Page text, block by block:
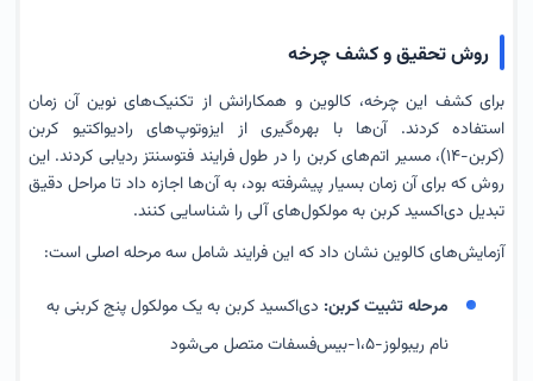
روش تحقیق و کشف چرخه
برای کشف این چرخه، کالوین و همکارانش از تکنیک‌های نوین آن زمان
استفاده کردند. آن‌ها با بهره‌گیری از ایزوتوپ‌های رادیواکتیو کربن
(کربن-۱۴)، مسیر اتم‌های کربن را در طول فرایند فتوسنتز ردیابی کردند. این
روش که برای آن زمان بسیار پیشرفته بود، به آن‌ها اجازه داد تا مراحل دقیق
تبدیل دی‌اکسید کربن به مولکول‌های آلی را شناسایی کنند.
آزمایش‌های کالوین نشان داد که این فرایند شامل سه مرحله اصلی است:
مرحله تثبیت کربن: دی‌اکسید کربن به یک مولکول پنج کربنی به
نام ریبولوز-۱،۵-بیس‌فسفات متصل می‌شود